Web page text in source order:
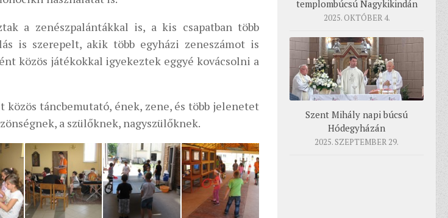
a zenészpalántákkal is, a kis csapatban több
is szerepelt, akik több egyházi zeneszámot is
közös játékokkal igyekeztek eggyé kovácsolni a
közös táncbemutató, ének, zene, és több jelenetet
a szülőknek, nagyszülőknek.
templombúcsú Nagykikindán
2025. OKTÓBER 4.
Szent Mihály napi búcsú
Hódegyházán
2025. SZEPTEMBER 29.